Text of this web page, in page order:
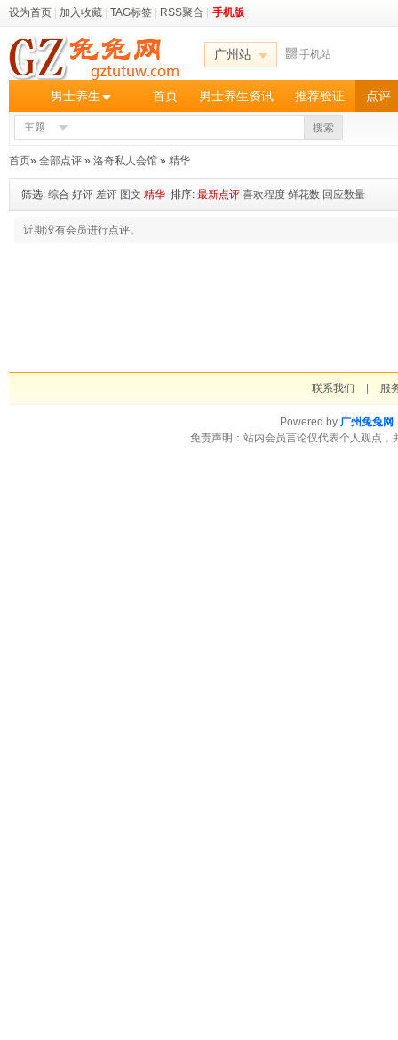
设为首页 加入收藏 TAG标签 RSS聚合 手机版
广州站 手机站
男士养生 首页 男士养生资讯 推荐验证 点评
主题 搜索
首页» 全部点评 » 洛奇私人会馆 » 精华
筛选: 综合 好评 差评 图文 精华 排序: 最新点评 喜欢程度 鲜花数 回应数量
近期没有会员进行点评。
联系我们 服
Powered by 广州兔兔网
免责声明：站内会员言论仅代表个人观点